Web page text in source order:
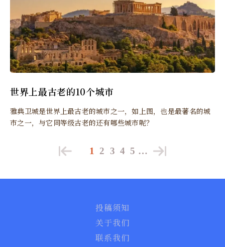
世界上最古老的10个城市
雅典卫城是世界上最古老的城市之一，如上图，也是最著名的城
市之一，与它同等级古老的还有哪些城市呢？
1 2 3 4 5 …
投稿须知
关于我们
联系我们